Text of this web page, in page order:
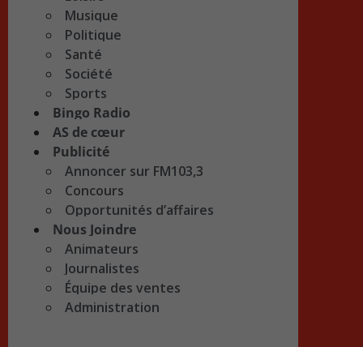
Musique
Politique
Santé
Société
Sports
Bingo Radio
AS de cœur
Publicité
Annoncer sur FM103,3
Concours
Opportunités d’affaires
Nous Joindre
Animateurs
Journalistes
Équipe des ventes
Administration